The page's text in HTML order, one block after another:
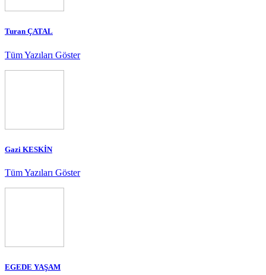
Turan ÇATAL
Tüm Yazıları Göster
Gazi KESKİN
Tüm Yazıları Göster
EGEDE YAŞAM